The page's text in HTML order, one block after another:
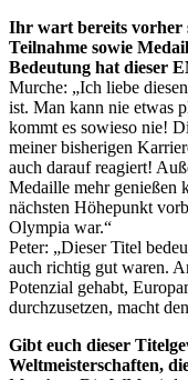
Ihr wart bereits vorher
Teilnahme sowie
Bedeutung hat dieser
Murche: „Ich liebe
ist. Man kann nie etwas
kommt es sowieso nie!
meiner bisherigen
auch darauf reagiert!
Medaille mehr genießen
nächsten Höhepunkt
Olympia war.“
Peter: „Dieser Titel
auch richtig gut waren.
Potenzial gehabt,
durchzusetzen, macht
Gibt euch dieser
Weltmeisterschaften,